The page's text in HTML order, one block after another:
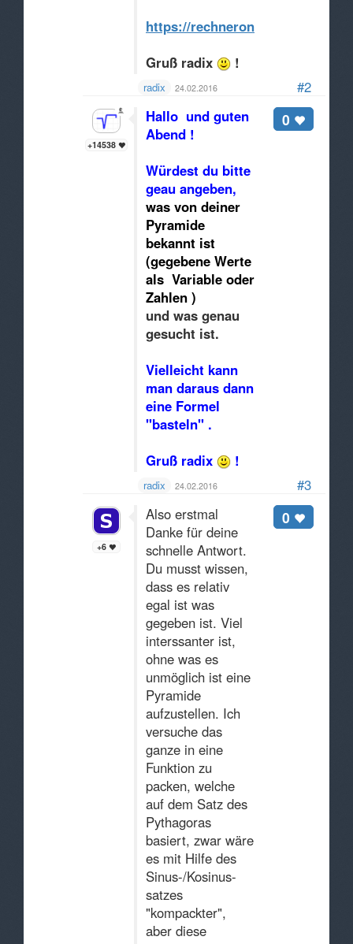
#2
https://rechneronline.de/pi/
Gruß radix
!
radix 24.02.2016
#3
+14538
0
Hallo und guten
Abend !
Würdest du bitte
geau angeben,
was von deiner
Pyramide
bekannt ist
(gegebene Werte
als Variable oder
Zahlen )
und was genau
gesucht ist.
Vielleicht kann
man daraus dann
eine Formel
"basteln" .
Gruß radix
!
radix 24.02.2016
+6
0
Also erstmal
Danke für deine
schnelle Antwort.
Du musst wissen,
dass es relativ
egal ist was
gegeben ist. Viel
interssanter ist,
ohne was es
unmöglich ist eine
Pyramide
aufzustellen. Ich
versuche das
ganze in eine
Funktion zu
packen, welche
auf dem Satz des
Pythagoras
basiert, zwar wäre
es mit Hilfe des
Sinus-/Kosinus-
satzes
"kompackter",
aber diese